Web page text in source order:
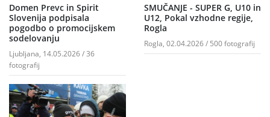
Domen Prevc in Spirit
Slovenija podpisala
pogodbo o promocijskem
sodelovanju
Ljubljana, 14.05.2026 / 36
fotografij
SMUČANJE - SUPER G, U10 in
U12, Pokal vzhodne regije,
Rogla
Rogla, 02.04.2026 / 500 fotografij